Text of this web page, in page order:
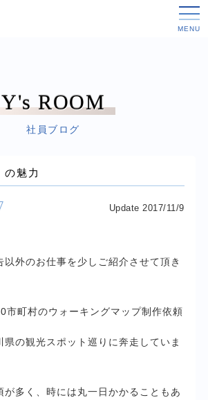
Y's ROOM
社員ブログ
の魅力
Update 2017/11/9
以外のお仕事を少しご紹介させて頂き
市町村のウォーキングマップ制作依頼
県の観光スポット巡りに奔走していま
が多く、時には丸一日かかることもあ